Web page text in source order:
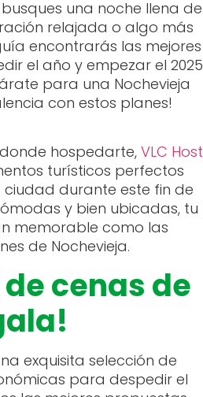
una noche llena de
relajada o algo más
encontrarás las mejores
el año y empezar el 2025
para una Nochevieja
con estos planes!
hospedarte, VLC Host
turísticos perfectos
durante este fin de
y bien ubicadas, tu
memorable como las
de Nochevieja.
cenas de
exquisita selección de
para despedir el